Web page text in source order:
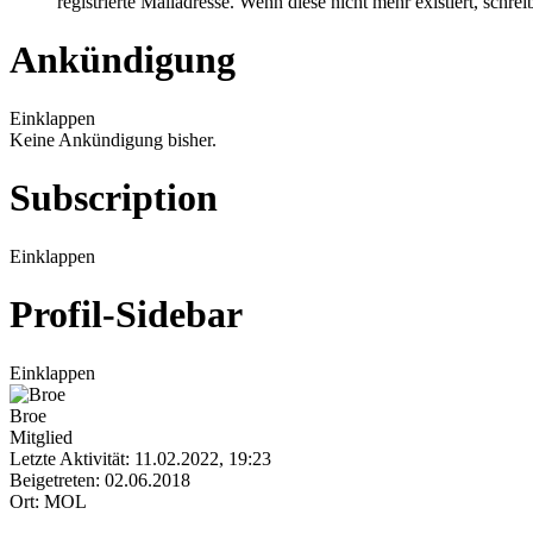
Ankündigung
Einklappen
Keine Ankündigung bisher.
Subscription
Einklappen
Profil-Sidebar
Einklappen
Broe
Mitglied
Letzte Aktivität: 11.02.2022, 19:23
Beigetreten: 02.06.2018
Ort: MOL